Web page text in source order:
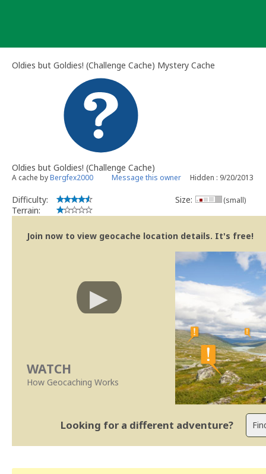
Oldies but Goldies! (Challenge Cache) Mystery Cache
Oldies but Goldies! (Challenge Cache)
A cache byBergfex2000 Message this owner Hidden : 9/20/2013
Difficulty:
Terrain:
Size: (small)
Join now to view geocache location details. It's free!
WATCH
How Geocaching Works
Looking for a different adventure?